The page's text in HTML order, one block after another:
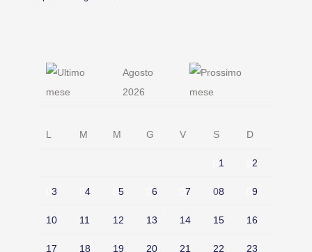
Agosto
2026
L M M G V S D
1 2
3 4 5 6 7 08 9
10 11 12 13 14 15 16
17 18 19 20 21 22 23